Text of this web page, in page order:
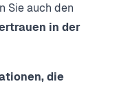
Sie auch den
in der
die